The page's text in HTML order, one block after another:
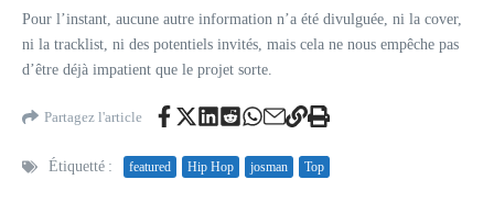
Pour l’instant, aucune autre information n’a été divulguée, ni la cover,
ni la tracklist, ni des potentiels invités, mais cela ne nous empêche pas
d’être déjà impatient que le projet sorte.
Partagez l'article
Étiquetté : featured Hip Hop josman Top